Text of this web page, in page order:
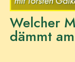
Welcher
dämmt